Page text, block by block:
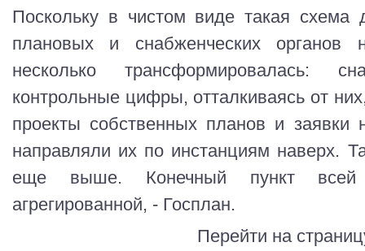
Поскольку в чистом виде такая схема
плановых и снабженческих органов
несколько трансформировалась:
контрольные цифры, отталкиваясь от
проекты собственных планов и
направляли их по инстанциям наверх.
еще выше. Конечный пункт
агрегированной, - Госплан.
Перейти на